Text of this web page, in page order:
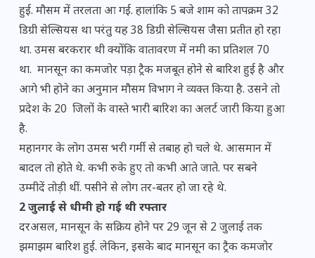
हुई. मौसम में तरलता आ गई. हालांकि 5 बजे शाम को तापक्रम 32
डिग्री सेल्सियस था परंतु यह 38 डिग्री सेल्सियस जैसा प्रतीत हो रहा
था. उमस बरकरार थी क्योंकि वातावरण में नमी का प्रतिशल 70
था. मानसून का कमजोर पड़ा ट्रैक मजबूत होने से बारिश हुई है और
आगे भी होने का अनुमान मौसम विभाग ने व्यक्त किया है. उसने तो
प्रदेश के 20 जिलों के वास्ते भारी बारिश का अलर्ट जारी किया हुआ
है.
महानगर के लोग उमस भरी गर्मी से तबाह हो चले थे. आसमान में
बादल तो होते थे. कभी रुके हुए तो कभी आते जाते. पर सबने
उम्मीदें तोड़ी थीं. पसीने से लोग तर-बतर हो जा रहे थे.
2 जुलाई से धीमी हो गई थी रफ्तार
दरअसल, मानसून के सक्रिय होने पर 29 जून से 2 जुलाई तक
झमाझम बारिश हुई. लेकिन, इसके बाद मानसून का ट्रैक कमजोर